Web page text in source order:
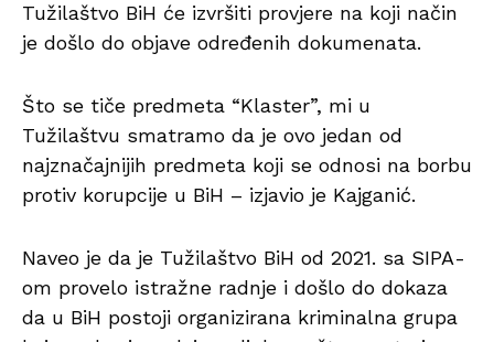
Tužilaštvo BiH će izvršiti provjere na koji način
je došlo do objave određenih dokumenata.
Što se tiče predmeta “Klaster”, mi u
Tužilaštvu smatramo da je ovo jedan od
najznačajnijih predmeta koji se odnosi na borbu
protiv korupcije u BiH – izjavio je Kajganić.
Naveo je da je Tužilaštvo BiH od 2021. sa SIPA-
om provelo istražne radnje i došlo do dokaza
da u BiH postoji organizirana kriminalna grupa